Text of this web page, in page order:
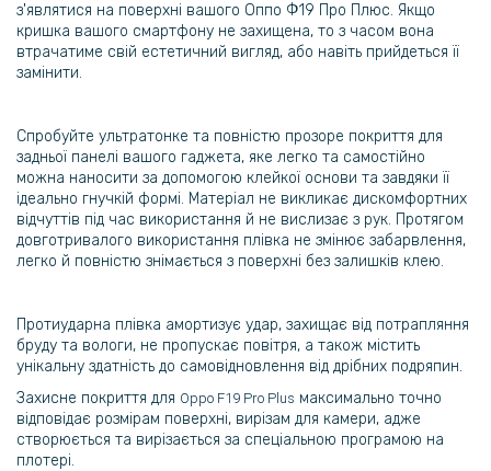
з'являтися на поверхні вашого Оппо Ф19 Про Плюс. Якщо
кришка вашого смартфону не захищена, то з часом вона
втрачатиме свій естетичний вигляд, або навіть прийдеться її
замінити.
Спробуйте ультратонке та повністю прозоре покриття для
задньої панелі вашого гаджета, яке легко та самостійно
можна наносити за допомогою клейкої основи та завдяки її
ідеально гнучкій формі. Матеріал не викликає дискомфортних
відчуттів під час використання й не вислизає з рук. Протягом
довготривалого використання плівка не змінює забарвлення,
легко й повністю знімається з поверхні без залишків клею.
Протиударна плівка амортизує удар, захищає від потрапляння
бруду та вологи, не пропускає повітря, а також містить
унікальну здатність до самовідновлення від дрібних подряпин.
Захисне покриття для Oppo F19 Pro Plus максимально точно
відповідає розмірам поверхні, вирізам для камери, адже
створюється та вирізається за спеціальною програмою на
плотері.